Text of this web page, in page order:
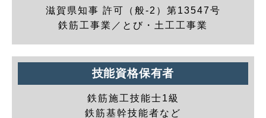
滋賀県知事 許可（般-2）第13547号
鉄筋工事業／とび・土工工事業
技能資格保有者
鉄筋施工技能士1級
鉄筋基幹技能者など